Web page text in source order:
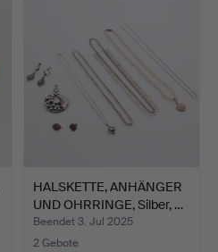
HALSKETTE, ANHÄNGER
UND OHRRINGE, Silber, …
Beendet 3. Jul 2025
2 Gebote